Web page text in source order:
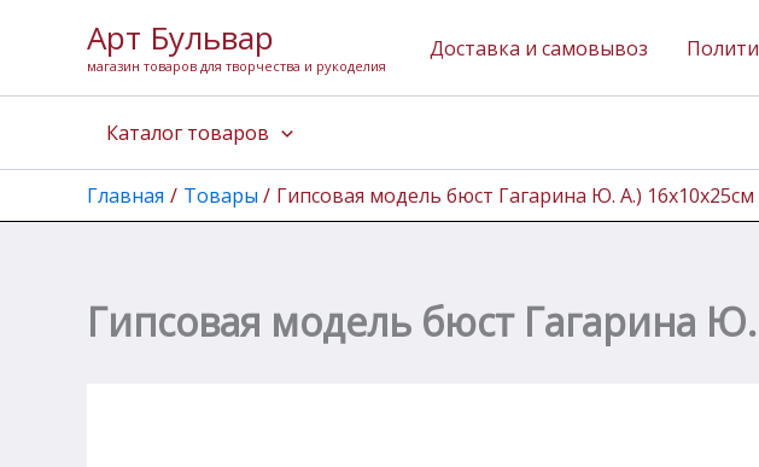
содержимому
Арт Бульвар
магазин товаров для творчества и рукоделия
Доставка и самовывоз
Каталог товаров
Главная Товары Гипсовая модель бюст Гагарина Ю. А.) 16х10х25см
Гипсовая модель бюст Гагарина
товара
Гипсовая
модель
Гагарина
16х10х25см